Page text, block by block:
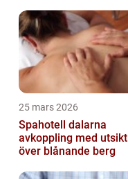
25 mars 2026
Spahotell dalarna
avkoppling med utsikt
över blånande berg